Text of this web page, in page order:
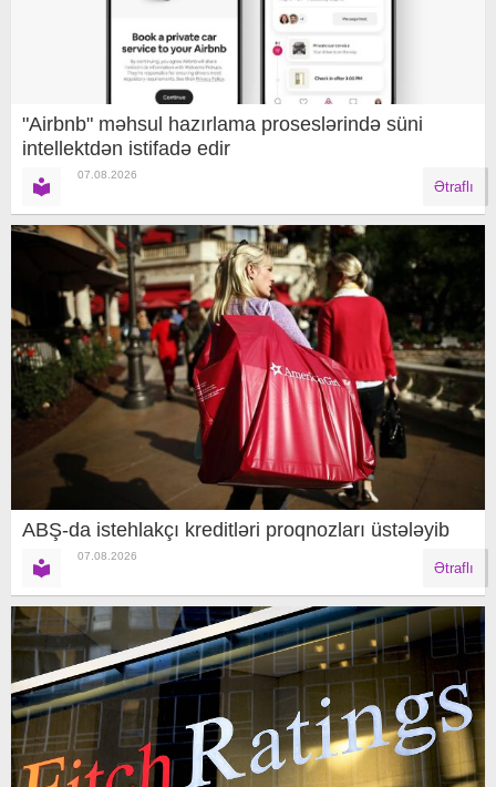
"Airbnb" məhsul hazırlama proseslərində süni
intellektdən istifadə edir
07.08.2026
Ətraflı
ABŞ-da istehlakçı kreditləri proqnozları üstələyib
07.08.2026
Ətraflı